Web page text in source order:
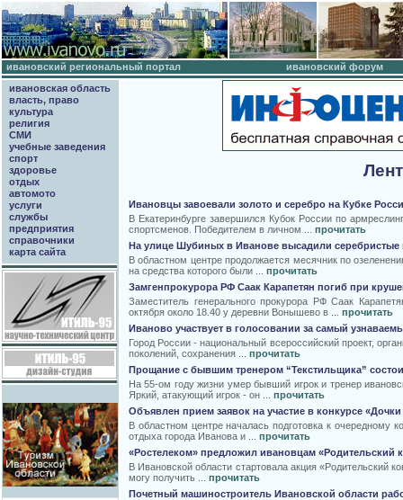
ивановский региональный портал
ивановский форум
ивановская область
власть, право
культура
религия
СМИ
учебные заведения
спорт
здоровье
отдых
автомото
услуги
службы
предприятия
справочники
карта сайта
Ивановцы завоевали золото и серебро на Кубке
В Екатеринбурге завершился Кубок России по
спортсменов. Победителем в личном ... прочитать
На улице Шубиных в Иванове высадили серебристые
В областном центре продолжается месячник по
на средства которого были ... прочитать
Замгенпрокурора РФ Саак Карапетян погиб при
Заместитель генерального прокурора РФ Саак
октября около 18.40 у деревни Вонышево в ... прочитать
Иваново участвует в голосовании за самый
Город России - национальный всероссийский проект,
поколений, сохранения ... прочитать
Прощание с бывшим тренером “Текстильщика”
На 55-ом году жизни умер бывший игрок и тренер
Яркий, атакующий игрок - он ... прочитать
Объявлен прием заявок на участие в конкурсе «Дочки
В областном центре началась подготовка к очередному
отдыха города Иванова и ... прочитать
«Ростелеком» предложил ивановцам «Родительский
В Ивановской области стартовала акция «Родительский
могу получить ... прочитать
Почетный машиностроитель Ивановской области